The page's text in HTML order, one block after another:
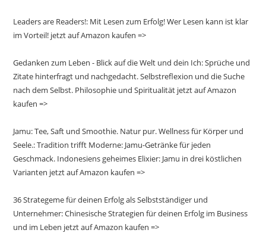
Leaders are Readers!: Mit Lesen zum Erfolg! Wer Lesen kann ist klar
im Vorteil! jetzt auf Amazon kaufen =>
Gedanken zum Leben - Blick auf die Welt und dein Ich: Sprüche und
Zitate hinterfragt und nachgedacht. Selbstreflexion und die Suche
nach dem Selbst. Philosophie und Spiritualität jetzt auf Amazon
kaufen =>
Jamu: Tee, Saft und Smoothie. Natur pur. Wellness für Körper und
Seele.: Tradition trifft Moderne: Jamu-Getränke für jeden
Geschmack. Indonesiens geheimes Elixier: Jamu in drei köstlichen
Varianten jetzt auf Amazon kaufen =>
36 Strategeme für deinen Erfolg als Selbstständiger und
Unternehmer: Chinesische Strategien für deinen Erfolg im Business
und im Leben jetzt auf Amazon kaufen =>